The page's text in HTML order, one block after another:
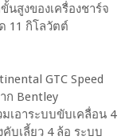
นสูงของเครื่องชาร์จ
11 กิโลวัตต์
GTC Speed
ก Bentley
เอาระบบขับเคลื่อน 4
บเลี้ยว 4 ล้อ ระบบ